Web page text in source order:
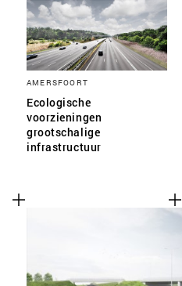
AMERSFOORT
Ecologische
voorzieningen
grootschalige
infrastructuur